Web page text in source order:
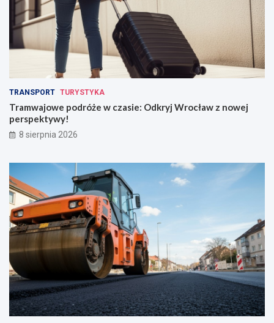
TRANSPORT TURYSTYKA
Tramwajowe podróże w czasie: Odkryj Wrocław z nowej
perspektywy!
8 sierpnia 2026